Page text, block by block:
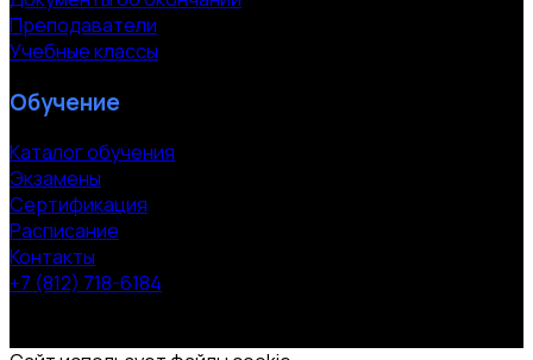
Преподаватели
Учебные классы
Обучение
Каталог обучения
Экзамены
Сертификация
Расписание
Контакты
+7 (812) 718-6184